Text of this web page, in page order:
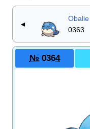
◄
Obalie
0363
№ 0364